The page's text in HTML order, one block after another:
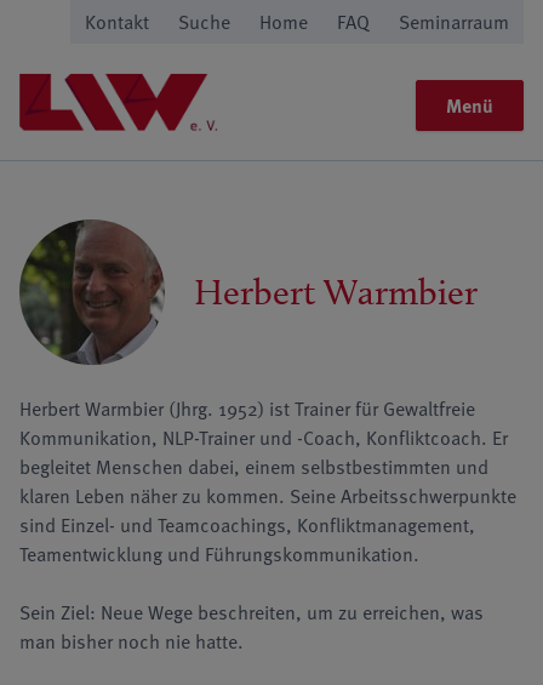
Kontakt Suche Home FAQ Seminarraum
Menü
Herbert Warmbier
Herbert Warmbier (Jhrg. 1952) ist Trainer für Gewaltfreie
Kommunikation, NLP-Trainer und -Coach, Konfliktcoach. Er
begleitet Menschen dabei, einem selbstbestimmten und
klaren Leben näher zu kommen. Seine Arbeitsschwerpunkte
sind Einzel- und Teamcoachings, Konfliktmanagement,
Teamentwicklung und Führungskommunikation.
Sein Ziel: Neue Wege beschreiten, um zu erreichen, was
man bisher noch nie hatte.